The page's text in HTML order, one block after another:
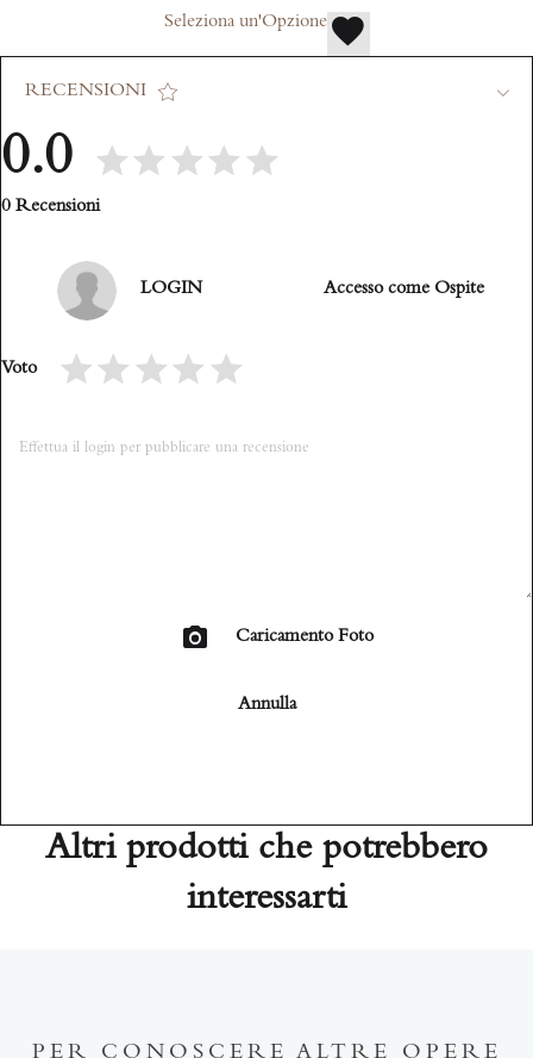
Seleziona un'Opzione
RECENSIONI
0.0
0 Recensioni
LOGIN Accesso come Ospite
Voto
Caricamento Foto
Annulla
Altri prodotti che potrebbero
interessarti